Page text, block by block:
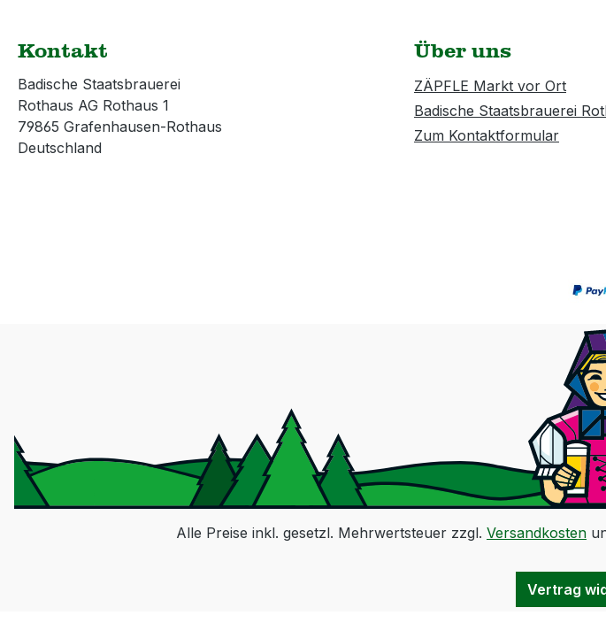
Kontakt
Badische Staatsbrauerei
Rothaus AG Rothaus 1
79865 Grafenhausen-Rothaus
Deutschland
Über uns
ZÄPFLE Markt vor Ort
Badische Staatsbrauerei
Zum Kontaktformular
Alle Preise inkl. gesetzl. Mehrwertsteuer zzgl. Versandkosten
Vertrag